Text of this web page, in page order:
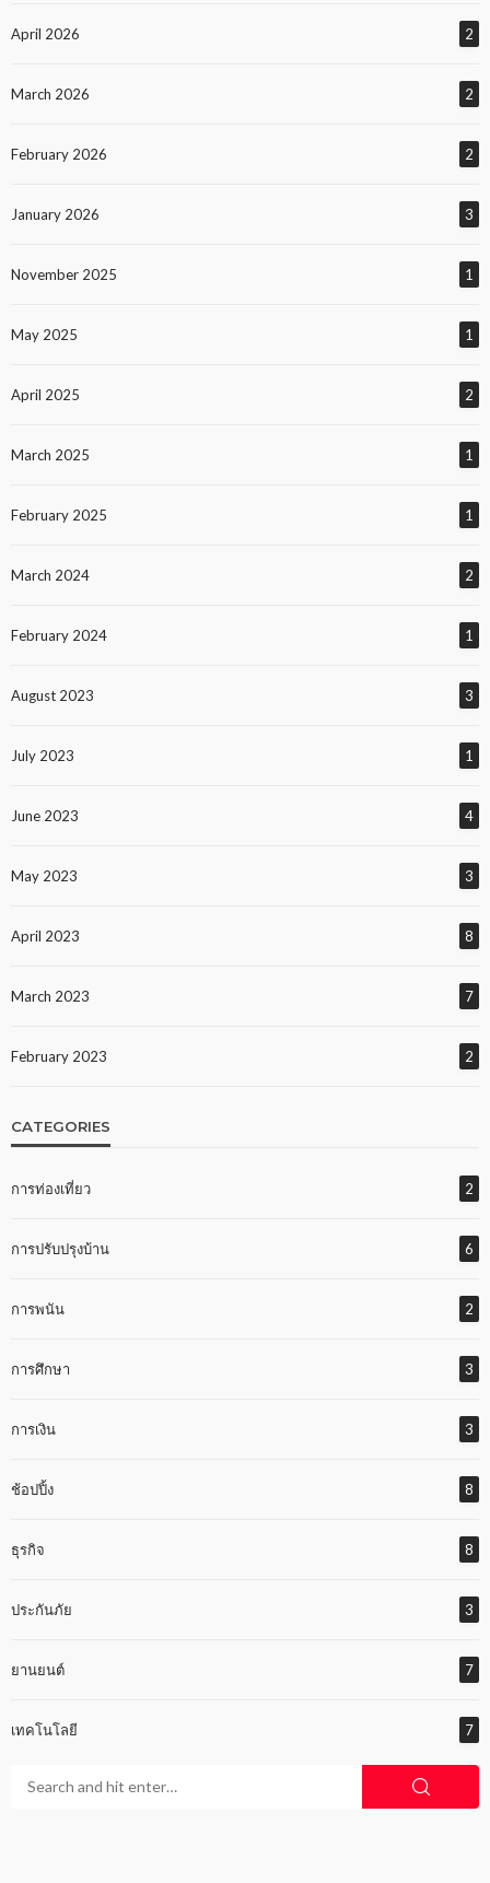
April 2026 2
March 2026 2
February 2026 2
January 2026 3
November 2025 1
May 2025 1
April 2025 2
March 2025 1
February 2025 1
March 2024 2
February 2024 1
August 2023 3
July 2023 1
June 2023 4
May 2023 3
April 2023 8
March 2023 7
February 2023 2
CATEGORIES
การท่องเที่ยว 2
การปรับปรุงบ้าน 6
การพนัน 2
การศึกษา 3
การเงิน 3
ช้อปปิ้ง 8
ธุรกิจ 8
ประกันภัย 3
ยานยนต์ 7
เทคโนโลยี 7